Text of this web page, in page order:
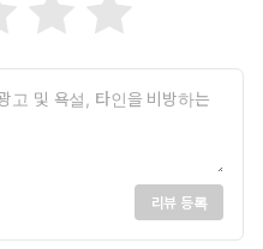
리뷰 등록